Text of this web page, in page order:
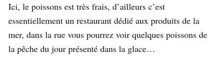
Ici, le poissons est très frais, d’ailleurs c’est
essentiellement un restaurant dédié aux produits de la
mer, dans la rue vous pourrez voir quelques poissons de
la pêche du jour présenté dans la glace…